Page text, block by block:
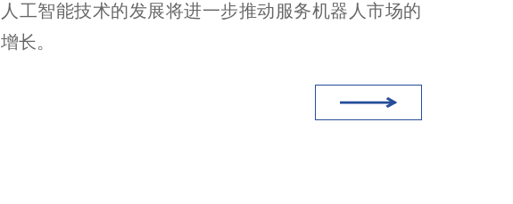
人工智能技术的发展将进一步推动服务机器人市场的
增长。